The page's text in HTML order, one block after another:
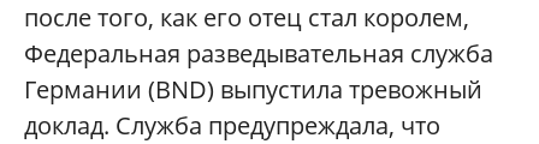
после того, как его отец стал королем,
Федеральная разведывательная служба
Германии (BND) выпустила тревожный
доклад. Служба предупреждала, что